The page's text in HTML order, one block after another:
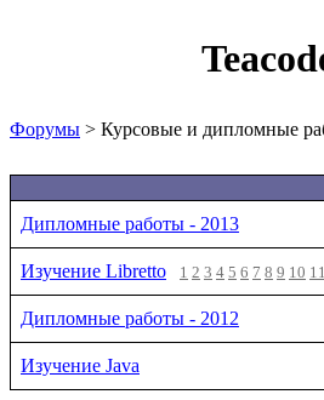
Форумы > Курсовые и дипломные
Дипломные работы - 2013
Изучение Libretto 1 2 3 4 5 6 7 8 9 10 11
Дипломные работы - 2012
Изучение Java